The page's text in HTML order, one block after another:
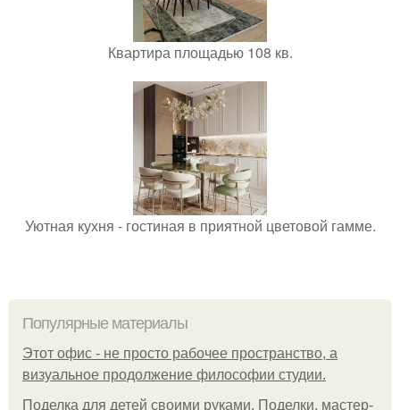
Квартира площадью 108 кв.
Уютная кухня - гостиная в приятной цветовой гамме.
Популярные материалы
Этот офис - не просто рабочее пространство, а
визуальное продолжение философии студии.
Поделка для детей своими руками. Поделки, мастер-